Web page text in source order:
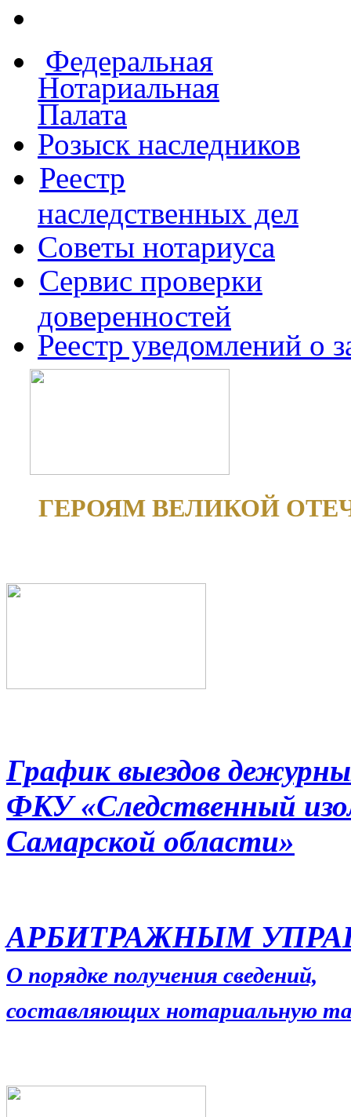
Федеральная
Нотариальная
Палата
Розыск наследников
Реестр
наследственных дел
Советы нотариуса
Сервис проверки
доверенностей
Реестр уведомлений о
ГЕРОЯМ ВЕЛИКОЙ
График выездов
ФКУ «Следственный
Самарской области»
АРБИТРАЖНЫМ
О порядке получения сведений,
составляющих нотариальную